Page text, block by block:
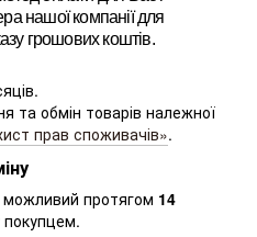
нашої компанії для
грошових коштів.
та обмін товарів належної
прав споживачів».
можливий протягом 14
покупцем.